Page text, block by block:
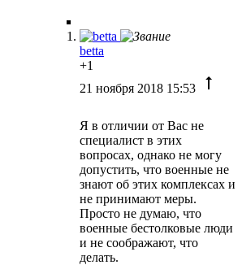
betta
+1
21 ноября 2018 15:53
Я в отличии от Вас не
специалист в этих
вопросах, однако не могу
допустить, что военные не
знают об этих комплексах и
не принимают меры.
Просто не думаю, что
военные бестолковые люди
и не соображают, что
делать.